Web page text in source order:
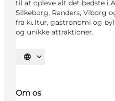
til at opleve alt det bedste i
Silkeborg, Randers, Viborg
fra kultur, gastronomi og
og unikke attraktioner.
Vælg sprog
Om os